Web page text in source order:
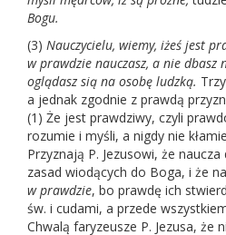
Bogu.
(3) Nauczycielu, wiemy, iżeś jest
w prawdzie nauczasz, a nie dbasz
oglądasz sią na osobę ludzką.
a jednak zgodnie z prawdą
(1) Że jest prawdziwy, czyli
rozumie i myśli, a nigdy nie
Przyznają P. Jezusowi, że
zasad wiodących do Boga, i że
w prawdzie, bo prawdę ich
św. i cudami, a przede
Chwalą faryzeusze P. Jezusa, że ni